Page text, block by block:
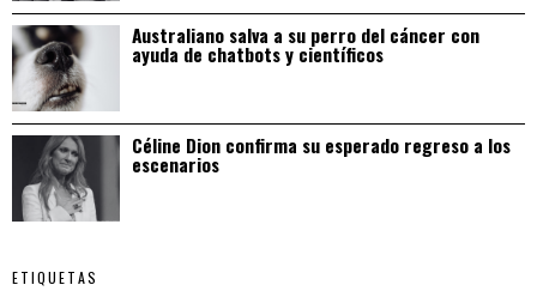
Australiano salva a su perro del cáncer con
ayuda de chatbots y científicos
Céline Dion confirma su esperado regreso a los
escenarios
ETIQUETAS